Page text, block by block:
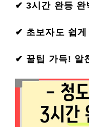
✔ 3시간 완등 완
✔ 초보자도 쉽
✔ 꿀팁 가득! 알